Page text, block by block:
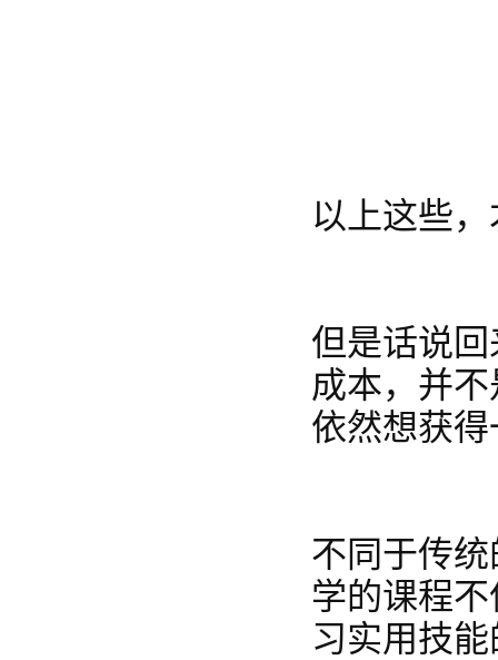
以上这些
但是话说
成本，并
依然想获
不同于传
学的课程
习实用技